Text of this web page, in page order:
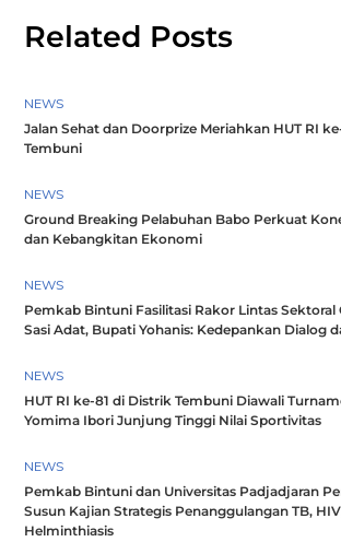
Related Posts
NEWS
Jalan Sehat dan Doorprize Meriahkan HUT RI
Tembuni
NEWS
Ground Breaking Pelabuhan Babo Perkuat
dan Kebangkitan Ekonomi
NEWS
Pemkab Bintuni Fasilitasi Rakor Lintas Sektoral
Sasi Adat, Bupati Yohanis: Kedepankan Dialog
NEWS
HUT RI ke-81 di Distrik Tembuni Diawali
Yomima Ibori Junjung Tinggi Nilai Sportivitas
NEWS
Pemkab Bintuni dan Universitas Padjadjaran
Susun Kajian Strategis Penanggulangan TB,
Helminthiasis